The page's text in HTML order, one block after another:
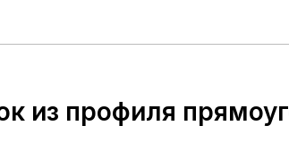
из профиля